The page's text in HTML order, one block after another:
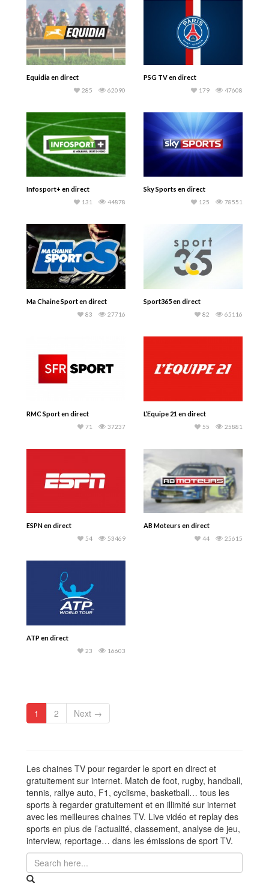
Equidia en direct
62090
285
PSG TV en direct
47608
179
Infosport+ en direct
44878
131
Sky Sports en direct
78551
125
Ma Chaine Sport en direct
27716
83
Sport365 en direct
65116
82
RMC Sport en direct
37237
71
L’Equipe 21 en direct
25881
55
ESPN en direct
53469
54
AB Moteurs en direct
25615
44
ATP en direct
16603
23
1 2 Next →
Les chaines TV pour regarder le sport en direct et
gratuitement sur internet. Match de foot, rugby, handball,
tennis, rallye auto, F1, cyclisme, basketball… tous les
sports à regarder gratuitement et en illimité sur internet
avec les meilleures chaines TV. Live vidéo et replay des
sports en plus de l’actualité, classement, analyse de jeu,
interview, reportage… dans les émissions de sport TV.